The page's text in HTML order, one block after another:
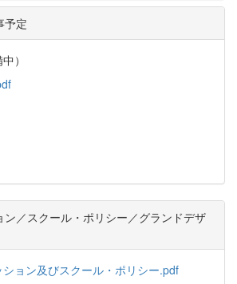
定
）
ン／スクール・ポリシー／グランドデザ
ョン及びスクール・ポリシー.pdf